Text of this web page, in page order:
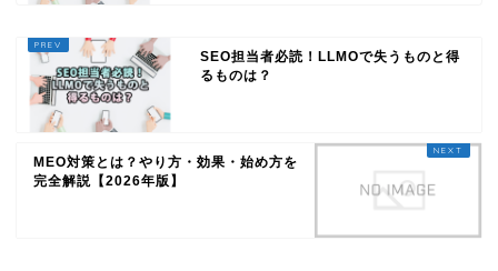
SEO担当者必読！LLMOで失うものと得
るものは？
MEO対策とは？やり方・効果・始め方を
完全解説【2026年版】